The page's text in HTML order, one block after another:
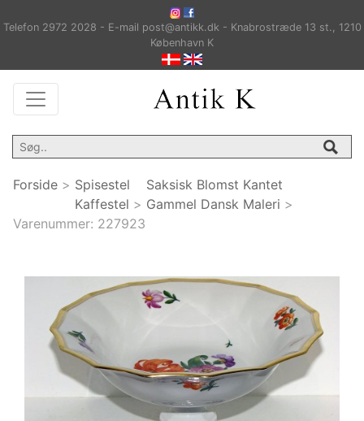
Telefon 2972 2028 - E-mail post@antikk.dk - Knabrostræde 13 st., 1210
København K
Forside > Spisestel
Kaffestel >
Saksisk Blomst Kantet
Gammel Dansk Maleri >
Varenummer: 227923